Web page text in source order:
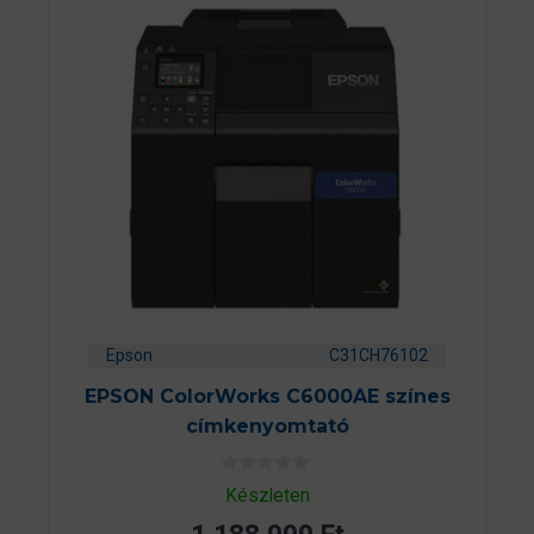
Epson C31CH76102
EPSON ColorWorks C6000AE színes
címkenyomtató
0
aKészleten